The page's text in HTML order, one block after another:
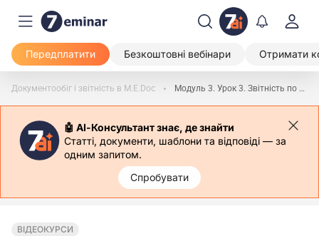
Передплатити Безкоштовні вебінари Отримати
Документообіг і звітність в M.E.Doc Модуль 3. Урок 3. Звітність по працівникам
🤖 АІ-Консультант знає, де знайти
Статті, документи, шаблони та відповіді — за
одним запитом.
Спробувати
ВІДЕОКУРСИ